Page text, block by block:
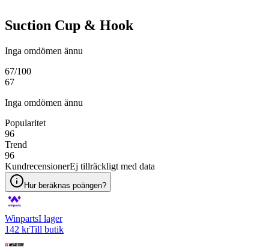
Suction Cup & Hook
Inga omdömen ännu
67/100
67
Inga omdömen ännu
Popularitet
96
Trend
96
KundrecensionerEj tillräckligt med data
Hur beräknas poängen?
WinpartsI lager
142 krTill butik